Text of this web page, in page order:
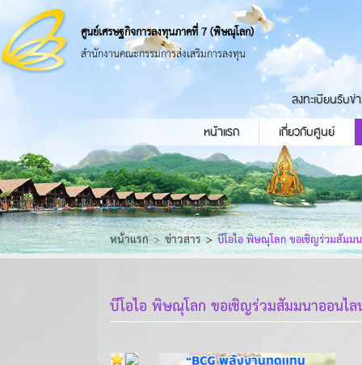
ศูนย์เศรษฐกิจการลงทุนภาคที่ 7 (พิษณุโลก)
สำนักงานคณะกรรมการส่งเสริมการลงทุน
ลงทะเบียนรับข่
หน้าแรก
เกี่ยวกับศูนย์
หน้าแรก ข่าวสาร บีโอไอ พิษณุโลก ขอเชิญร่วมสัมม
บีโอไอ พิษณุโลก ขอเชิญร่วมสัมมนาออนไ